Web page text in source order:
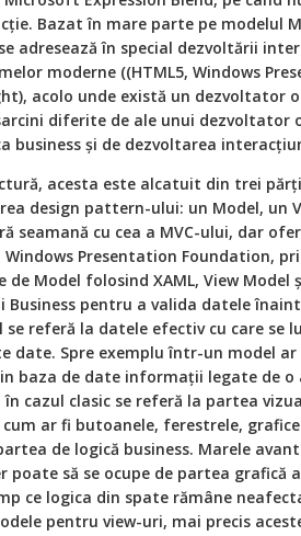
Bazat în mare parte pe modelul
adresează în special dezvoltării
moderne ((HTML5, Windows
acolo unde există un dezvoltator
diferite de ale unui dezvoltator
business și de dezvoltarea
acesta este alcatuit din trei
design pattern-ului: un Model, un
seamană cu cea a MVC-ului, dar
Windows Presentation Foundation,
de Model folosind XAML, View Model
Business pentru a valida datele
se referă la datele efectiv cu care se
date. Spre exemplu într-un model
baza de date informații legate de o
în cazul clasic se referă la partea
cum ar fi butoanele, ferestrele,
de logică business. Marele
poate să se ocupe de partea grafică
ce logica din spate rămâne
pentru view-uri, mai precis